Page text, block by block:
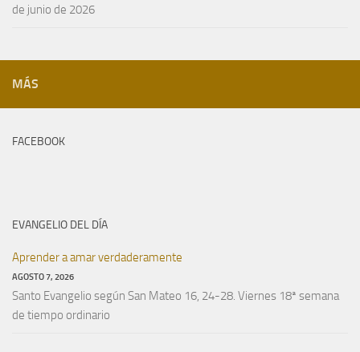
de junio de 2026
MÁS
FACEBOOK
EVANGELIO DEL DÍA
Aprender a amar verdaderamente
AGOSTO 7, 2026
Santo Evangelio según San Mateo 16, 24-28. Viernes 18ª semana
de tiempo ordinario